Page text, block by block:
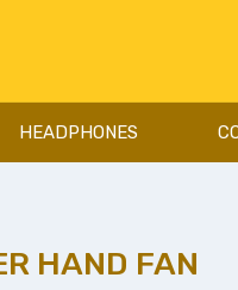
HEADPHONES
HAND FAN